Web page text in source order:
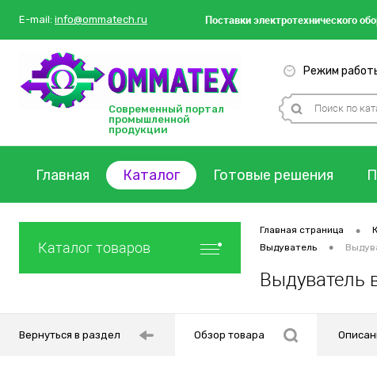
E-mail: info@ommatech.ru Поставкиэлектротехнического
Современный портал
промышленной
продукции
Режим
Главная Каталог Готовые решения
Каталог товаров
Главная страница •
Выдуватель •
Выдуватель
Вернуться в раздел Обзор товара